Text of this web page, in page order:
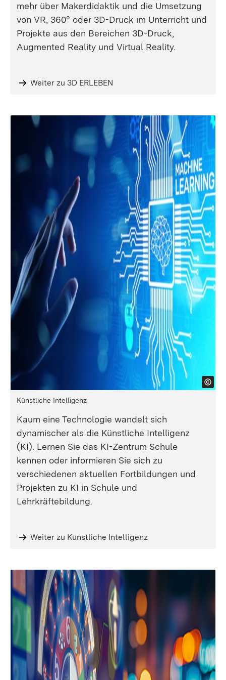
mehr über Makerdidaktik und die Umsetzung
von VR, 360° oder 3D-Druck im Unterricht und
Projekte aus den Bereichen 3D-Druck,
Augmented Reality und Virtual Reality.
Weiter zu 3D ERLEBEN
Künstliche Intelligenz
Kaum eine Technologie wandelt sich
dynamischer als die Künstliche Intelligenz
(KI). Lernen Sie das KI-Zentrum Schule
kennen oder informieren Sie sich zu
verschiedenen aktuellen Fortbildungen und
Projekten zu KI in Schule und
Lehrkräftebildung.
Weiter zu Künstliche Intelligenz